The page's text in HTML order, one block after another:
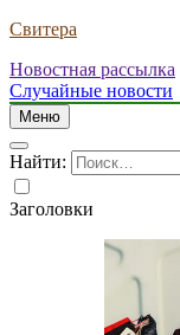
Свитера
Новостная рассылка
Случайные новости
Меню
Найти:
Заголовки